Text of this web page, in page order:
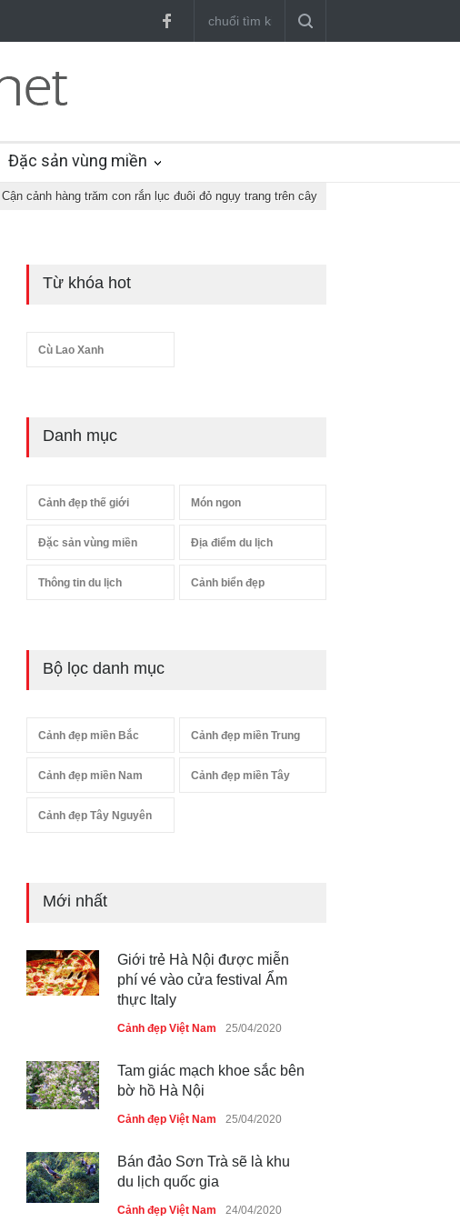
Đặc sản vùng miền
Cận cảnh hàng trăm con rắn lục đuôi đỏ ngụy trang trên cây
Từ khóa hot
Cù Lao Xanh
Danh mục
Cảnh đẹp thế giới Món ngon
Đặc sản vùng miền Địa điểm du lịch
Thông tin du lịch Cảnh biển đẹp
Bộ lọc danh mục
Cảnh đẹp miền Bắc Cảnh đẹp miền Trung
Cảnh đẹp miền Nam Cảnh đẹp miền Tây
Cảnh đẹp Tây Nguyên
Mới nhất
Giới trẻ Hà Nội được miễn
phí vé vào cửa festival Ẩm
thực Italy
Cảnh đẹp Việt Nam 25/04/2020
Tam giác mạch khoe sắc bên
bờ hồ Hà Nội
Cảnh đẹp Việt Nam 25/04/2020
Bán đảo Sơn Trà sẽ là khu
du lịch quốc gia
Cảnh đẹp Việt Nam 24/04/2020